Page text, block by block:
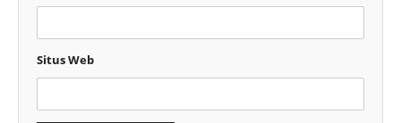
Situs Web